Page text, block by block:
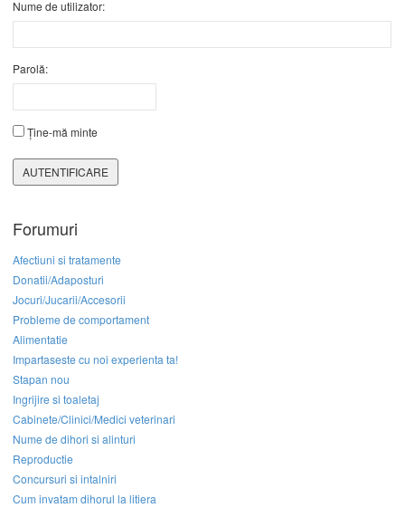
Nume de utilizator:
Parolă:
Ține-mă minte
AUTENTIFICARE
Forumuri
Afectiuni si tratamente
Donatii/Adaposturi
Jocuri/Jucarii/Accesorii
Probleme de comportament
Alimentatie
Impartaseste cu noi experienta ta!
Stapan nou
Ingrijire si toaletaj
Cabinete/Clinici/Medici veterinari
Nume de dihori si alinturi
Reproductie
Concursuri si intalniri
Cum invatam dihorul la litiera